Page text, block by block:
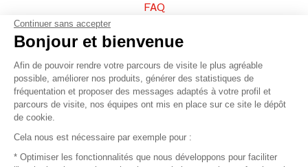
FAQ
Vendez vos produits
Plan du site
© 2016 –Organisation SAFI
Continuer sans accepter
Bonjour et bienvenue
Afin de pouvoir rendre votre parcours de visite le plus agréable
possible, améliorer nos produits, générer des statistiques de
fréquentation et proposer des messages adaptés à votre profil et
parcours de visite, nos équipes ont mis en place sur ce site le dépôt
de cookie.
Cela nous est nécessaire par exemple pour :
* Optimiser les fonctionnalités que nous développons pour faciliter